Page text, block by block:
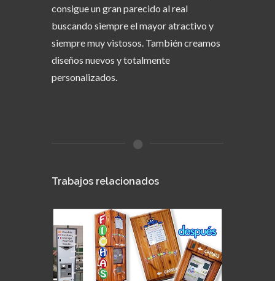
consigue un gran parecido al real
buscando siempre el mayor atractivo y
siempre muy vistosos. También creamos
diseños nuevos y totalmente
personalizados.
Trabajos relacionados